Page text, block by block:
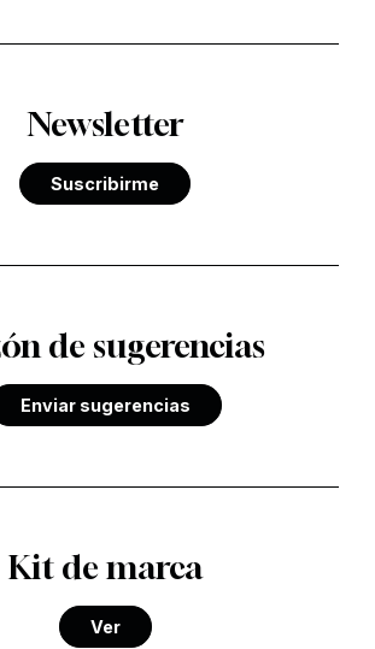
Newsletter
Suscribirme
de sugerencias
Enviar sugerencias
Kit de marca
Ver